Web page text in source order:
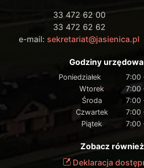
33 472 62 00
33 472 62 62
e-mail: sekretariat@jasienica.pl
Godziny
Poniedziałek
7:00
Wtorek
7:00
Środa
7:00
Czwartek
7:00
Piątek
7:00
Zobacz
Deklaracja